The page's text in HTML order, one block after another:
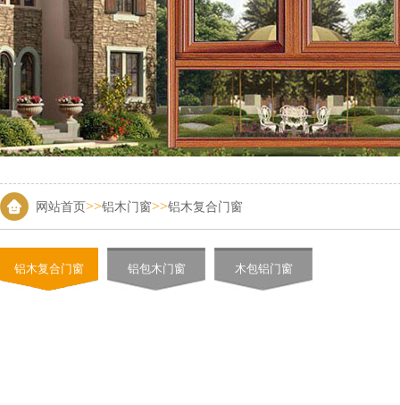
网站首页 >>铝木门窗>>铝木复合门窗
铝木复合门窗 铝包木门窗 木包铝门窗